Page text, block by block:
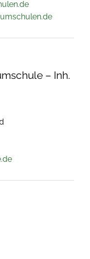
– Inh.